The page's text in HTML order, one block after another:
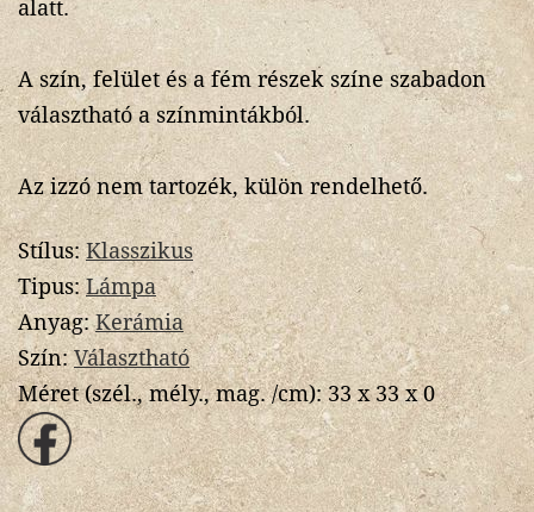
alatt.
A szín, felület és a fém részek színe szabadon
választható a színmintákból.
Az izzó nem tartozék, külön rendelhető.
Stílus:Klasszikus
Tipus:Lámpa
Anyag:Kerámia
Szín:Választható
Méret (szél., mély., mag. /cm):33 x 33 x 0